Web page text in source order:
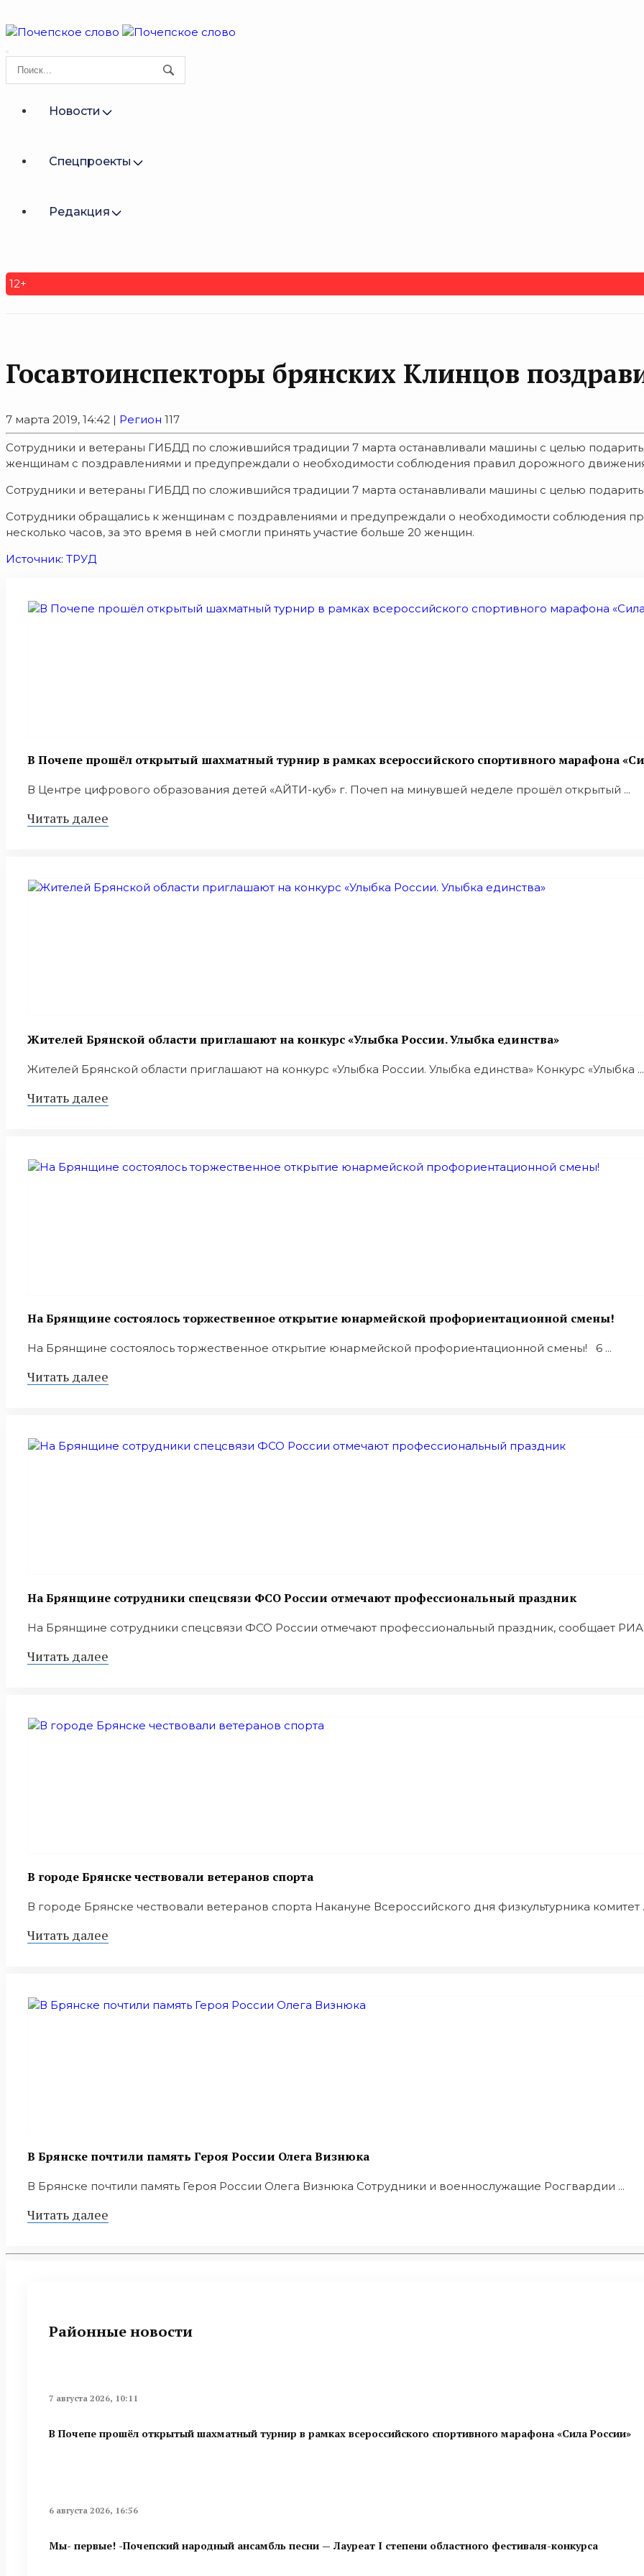
Новости
Спецпроекты
Редакция
12+
Госавтоинспекторы брянских Клинцов
7 марта 2019, 14:42 | Регион 117
Сотрудники и ветераны ГИБДД по сложившийся традиции 7 марта останавливали машины с целью
женщинам с поздравлениями и предупреждали о необходимости соблюдения правил дорожного
Сотрудники и ветераны ГИБДД по сложившийся традиции 7 марта останавливали машины с целью
Сотрудники обращались к женщинам с поздравлениями и предупреждали о необходимости соблюдения
несколько часов, за это время в ней смогли принять участие больше 20 женщин.
Источник: ТРУД
В Почепе прошёл открытый шахматный турнир в рамках всероссийского спортивного марафона
В Центре цифрового образования детей «АЙТИ-куб» г. Почеп на минувшей неделе прошёл открытый ...
Читать далее
Жителей Брянской области приглашают на конкурс «Улыбка России. Улыбка единства»
Жителей Брянской области приглашают на конкурс «Улыбка России. Улыбка единства» Конкурс «Улыбка ...
Читать далее
На Брянщине состоялось торжественное открытие юнармейской профориентационной смены!
На Брянщине состоялось торжественное открытие юнармейской профориентационной смены! 6 ...
Читать далее
На Брянщине сотрудники спецсвязи ФСО России отмечают профессиональный праздник
На Брянщине сотрудники спецсвязи ФСО России отмечают профессиональный праздник, сообщает РИА
Читать далее
В городе Брянске чествовали ветеранов спорта
В городе Брянске чествовали ветеранов спорта Накануне Всероссийского дня физкультурника комитет
Читать далее
В Брянске почтили память Героя России Олега Визнюка
В Брянске почтили память Героя России Олега Визнюка Сотрудники и военнослужащие Росгвардии ...
Читать далее
Районные новости
7 августа 2026, 10:11
В Почепе прошёл открытый шахматный турнир в рамках всероссийского спортивного марафона «Сила России»
6 августа 2026, 16:56
Мы- первые! -Почепский народный ансамбль песни — Лауреат I степени областного фестиваля-конкурса